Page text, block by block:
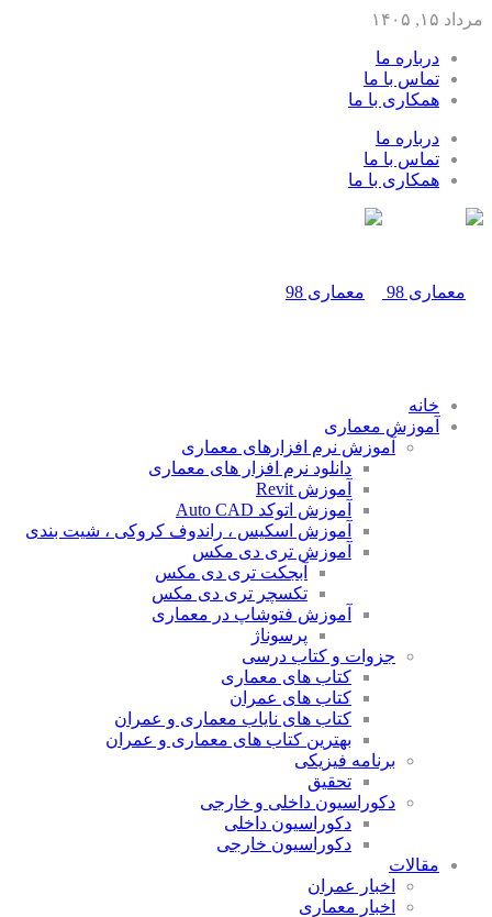
مرداد ۱۵, ۱۴۰۵
درباره ما
تماس با ما
همکاری با ما
درباره ما
تماس با ما
همکاری با ما
خانه
آموزش معماری
آموزش نرم افزارهای معماری
دانلود نرم افزار های معماری
آموزش Revit
آموزش اتوکد Auto CAD
آموزش اسکیس ، راندوف کروکی ، شیت بندی
آموزش تری دی مکس
آبجکت تری دی مکس
تکسچر تری دی مکس
آموزش فتوشاپ در معماری
پرسوناژ
جزوات و کتاب درسی
کتاب های معماری
کتاب های عمران
کتاب های نایاب معماری و عمران
بهترین کتاب های معماری و عمران
برنامه فیزیکی
تحقیق
دکوراسیون داخلی و خارجی
دکوراسیون داخلی
دکوراسیون خارجی
مقالات
اخبار عمران
اخبار معماری